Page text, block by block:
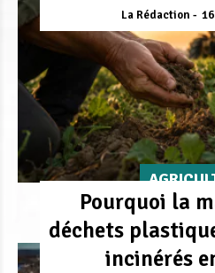
La Rédaction
Pourquoi la
déchets
incinérés